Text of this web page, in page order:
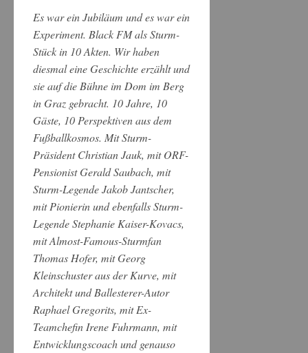
Es war ein Jubiläum und es war ein
Experiment. Black FM als Sturm-
Stück in 10 Akten. Wir haben
diesmal eine Geschichte erzählt und
sie auf die Bühne im Dom im Berg
in Graz gebracht. 10 Jahre, 10
Gäste, 10 Perspektiven aus dem
Fußballkosmos. Mit Sturm-
Präsident Christian Jauk, mit ORF-
Pensionist Gerald Saubach, mit
Sturm-Legende Jakob Jantscher,
mit Pionierin und ebenfalls Sturm-
Legende Stephanie Kaiser-Kovacs,
mit Almost-Famous-Sturmfan
Thomas Hofer, mit Georg
Kleinschuster aus der Kurve, mit
Architekt und Ballesterer-Autor
Raphael Gregorits, mit Ex-
Teamchefin Irene Fuhrmann, mit
Entwicklungscoach und genauso